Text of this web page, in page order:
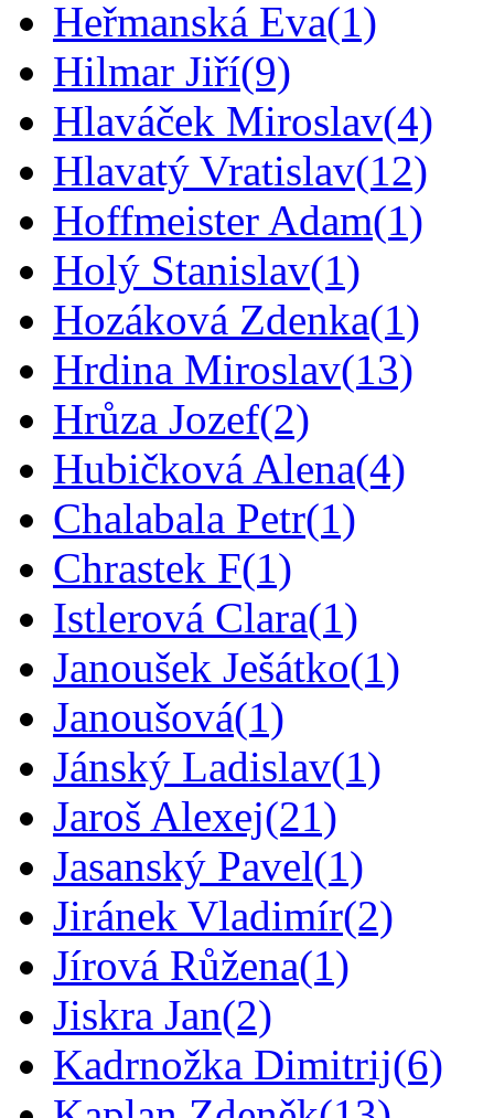
Heřmanská Eva(1)
Hilmar Jiří(9)
Hlaváček Miroslav(4)
Hlavatý Vratislav(12)
Hoffmeister Adam(1)
Holý Stanislav(1)
Hozáková Zdenka(1)
Hrdina Miroslav(13)
Hrůza Jozef(2)
Hubičková Alena(4)
Chalabala Petr(1)
Chrastek F(1)
Istlerová Clara(1)
Janoušek Ješátko(1)
Janoušová(1)
Jánský Ladislav(1)
Jaroš Alexej(21)
Jasanský Pavel(1)
Jiránek Vladimír(2)
Jírová Růžena(1)
Jiskra Jan(2)
Kadrnožka Dimitrij(6)